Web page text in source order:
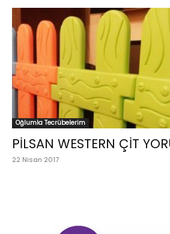
Oğlumla Tecrübelerim
PİLSAN WESTERN ÇİT
22 Nisan 2017